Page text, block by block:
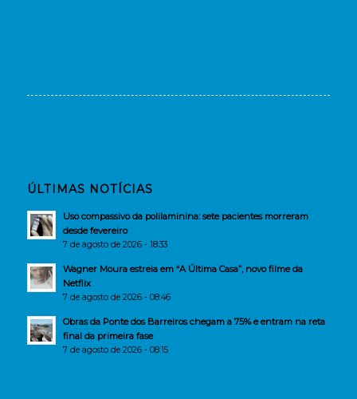
ÚLTIMAS NOTÍCIAS
Uso compassivo da polilaminina: sete pacientes morreram
desde fevereiro
7 de agosto de 2026 - 18:33
Wagner Moura estreia em “A Última Casa”, novo filme da
Netflix
7 de agosto de 2026 - 08:46
Obras da Ponte dos Barreiros chegam a 75% e entram na reta
final da primeira fase
7 de agosto de 2026 - 08:15